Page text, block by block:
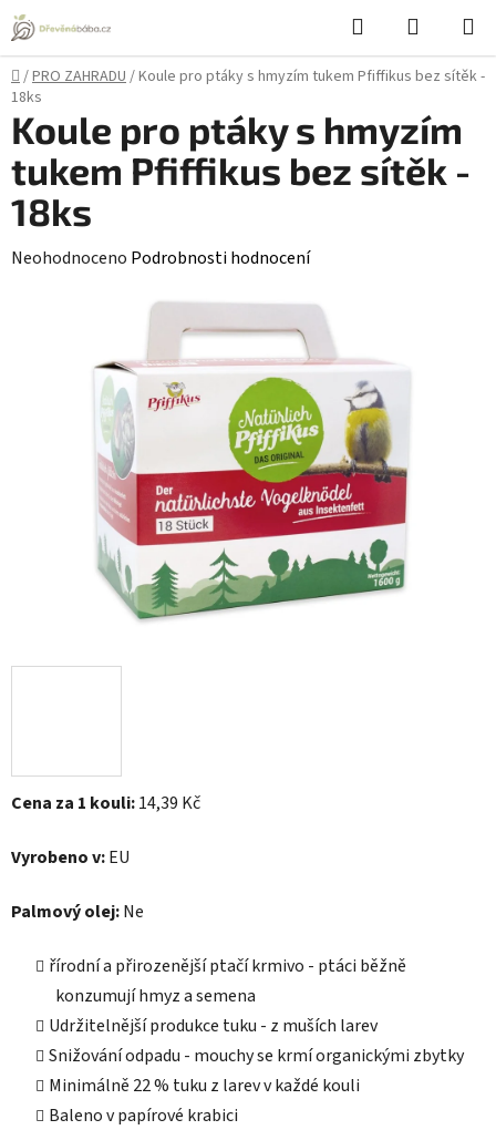
Přejít
na
obsah
Hledat
KOŠÍK
Domů
/PRO ZAHRADU/Koule pro ptáky s hmyzím tukem Pfiffikus bez sítěk -
18ks
Cena za 1 kouli:14,39 Kč
Vyrobeno v:EU
Palmový olej:Ne
řírodní a přirozenější ptačí krmivo - ptáci běžně
konzumují hmyz a semena
Udržitelnější produkce tuku - z muších larev
Snižování odpadu - mouchy se krmí organickými zbytky
Minimálně 22 % tuku z larev v každé kouli
Baleno v papírové krabici
Koule pro ptáky s hmyzím
tukem Pfiffikus bez sítěk -
18ks
Průměrné
Neohodnoceno Podrobnosti hodnocení